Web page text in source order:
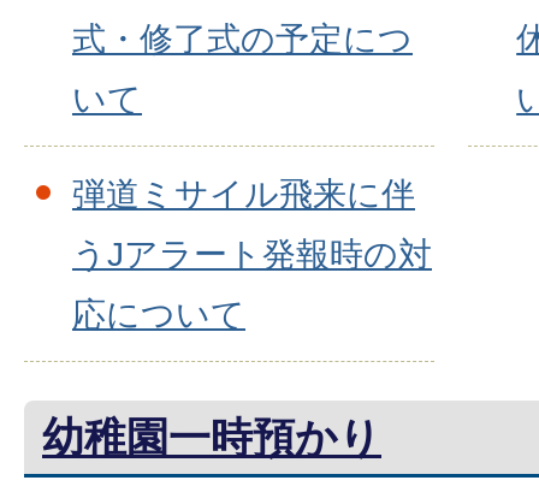
式・修了式の予定につ
いて
弾道ミサイル飛来に伴
うJアラート発報時の対
応について
幼稚園一時預かり